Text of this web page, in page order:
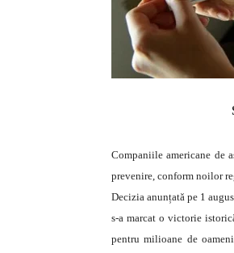
Companiile americane de
prevenire, conform noilor
Decizia anunțată pe 1
s-a marcat o victorie
pentru milioane de